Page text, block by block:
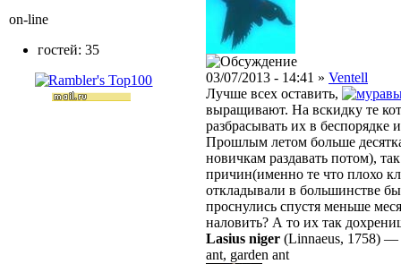
03/07/2013 - 14:41 » Ventell
Лучше всех оставить,
выращивают. На вскидку те
разбрасывать их в
Прошлым летом больше
новичкам раздавать потом),
причин(именно те что плохо
откладывали в большинстве
проснулись спустя меньше
наловить? А то их так
Lasius niger (Linnaeus, 1758) —
ant, garden ant
on-line
гостей: 35